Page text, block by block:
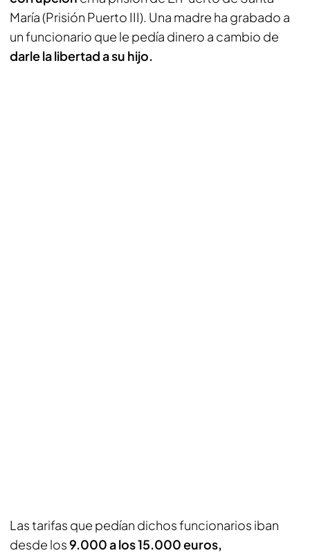
María (Prisión Puerto III). Una madre ha grabado a
un funcionario que le pedía dinero a cambio de
darle la libertad a su hijo.
Las tarifas que pedían dichos funcionarios iban
desde los9.000 a los 15.000 euros,